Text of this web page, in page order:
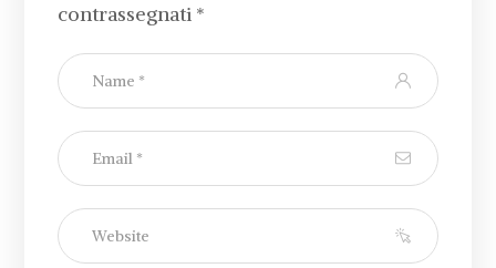
contrassegnati *